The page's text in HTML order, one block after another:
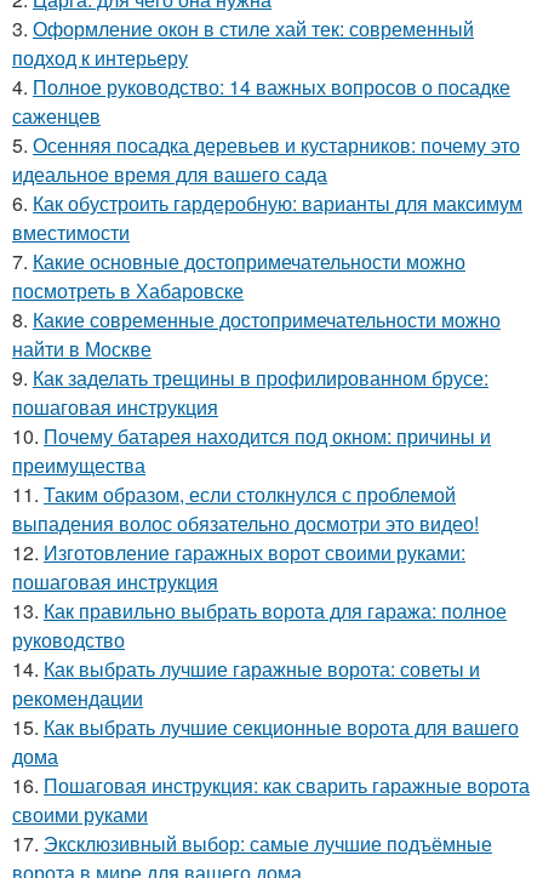
3. Оформление окон в стиле хай тек: современный
подход к интерьеру
4. Полное руководство: 14 важных вопросов о посадке
саженцев
5. Осенняя посадка деревьев и кустарников: почему это
идеальное время для вашего сада
6. Как обустроить гардеробную: варианты для максимум
вместимости
7. Какие основные достопримечательности можно
посмотреть в Хабаровске
8. Какие современные достопримечательности можно
найти в Москве
9. Как заделать трещины в профилированном брусе:
пошаговая инструкция
10. Почему батарея находится под окном: причины и
преимущества
11. Таким образом, если столкнулся с проблемой
выпадения волос обязательно досмотри это видео!
12. Изготовление гаражных ворот своими руками:
пошаговая инструкция
13. Как правильно выбрать ворота для гаража: полное
руководство
14. Как выбрать лучшие гаражные ворота: советы и
рекомендации
15. Как выбрать лучшие секционные ворота для вашего
дома
16. Пошаговая инструкция: как сварить гаражные ворота
своими руками
17. Эксклюзивный выбор: самые лучшие подъёмные
ворота в мире для вашего дома